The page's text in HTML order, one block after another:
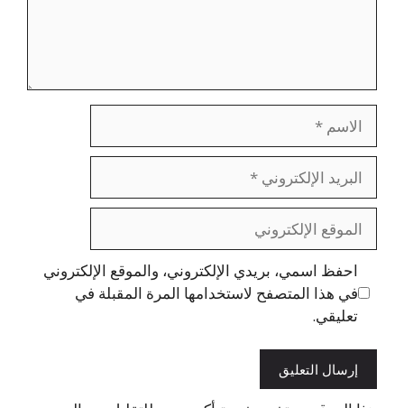
الاسم
البريد
الإلكتروني
الموقع
الإلكتروني
احفظ اسمي، بريدي الإلكتروني، والموقع الإلكتروني
في هذا المتصفح لاستخدامها المرة المقبلة في
تعليقي.